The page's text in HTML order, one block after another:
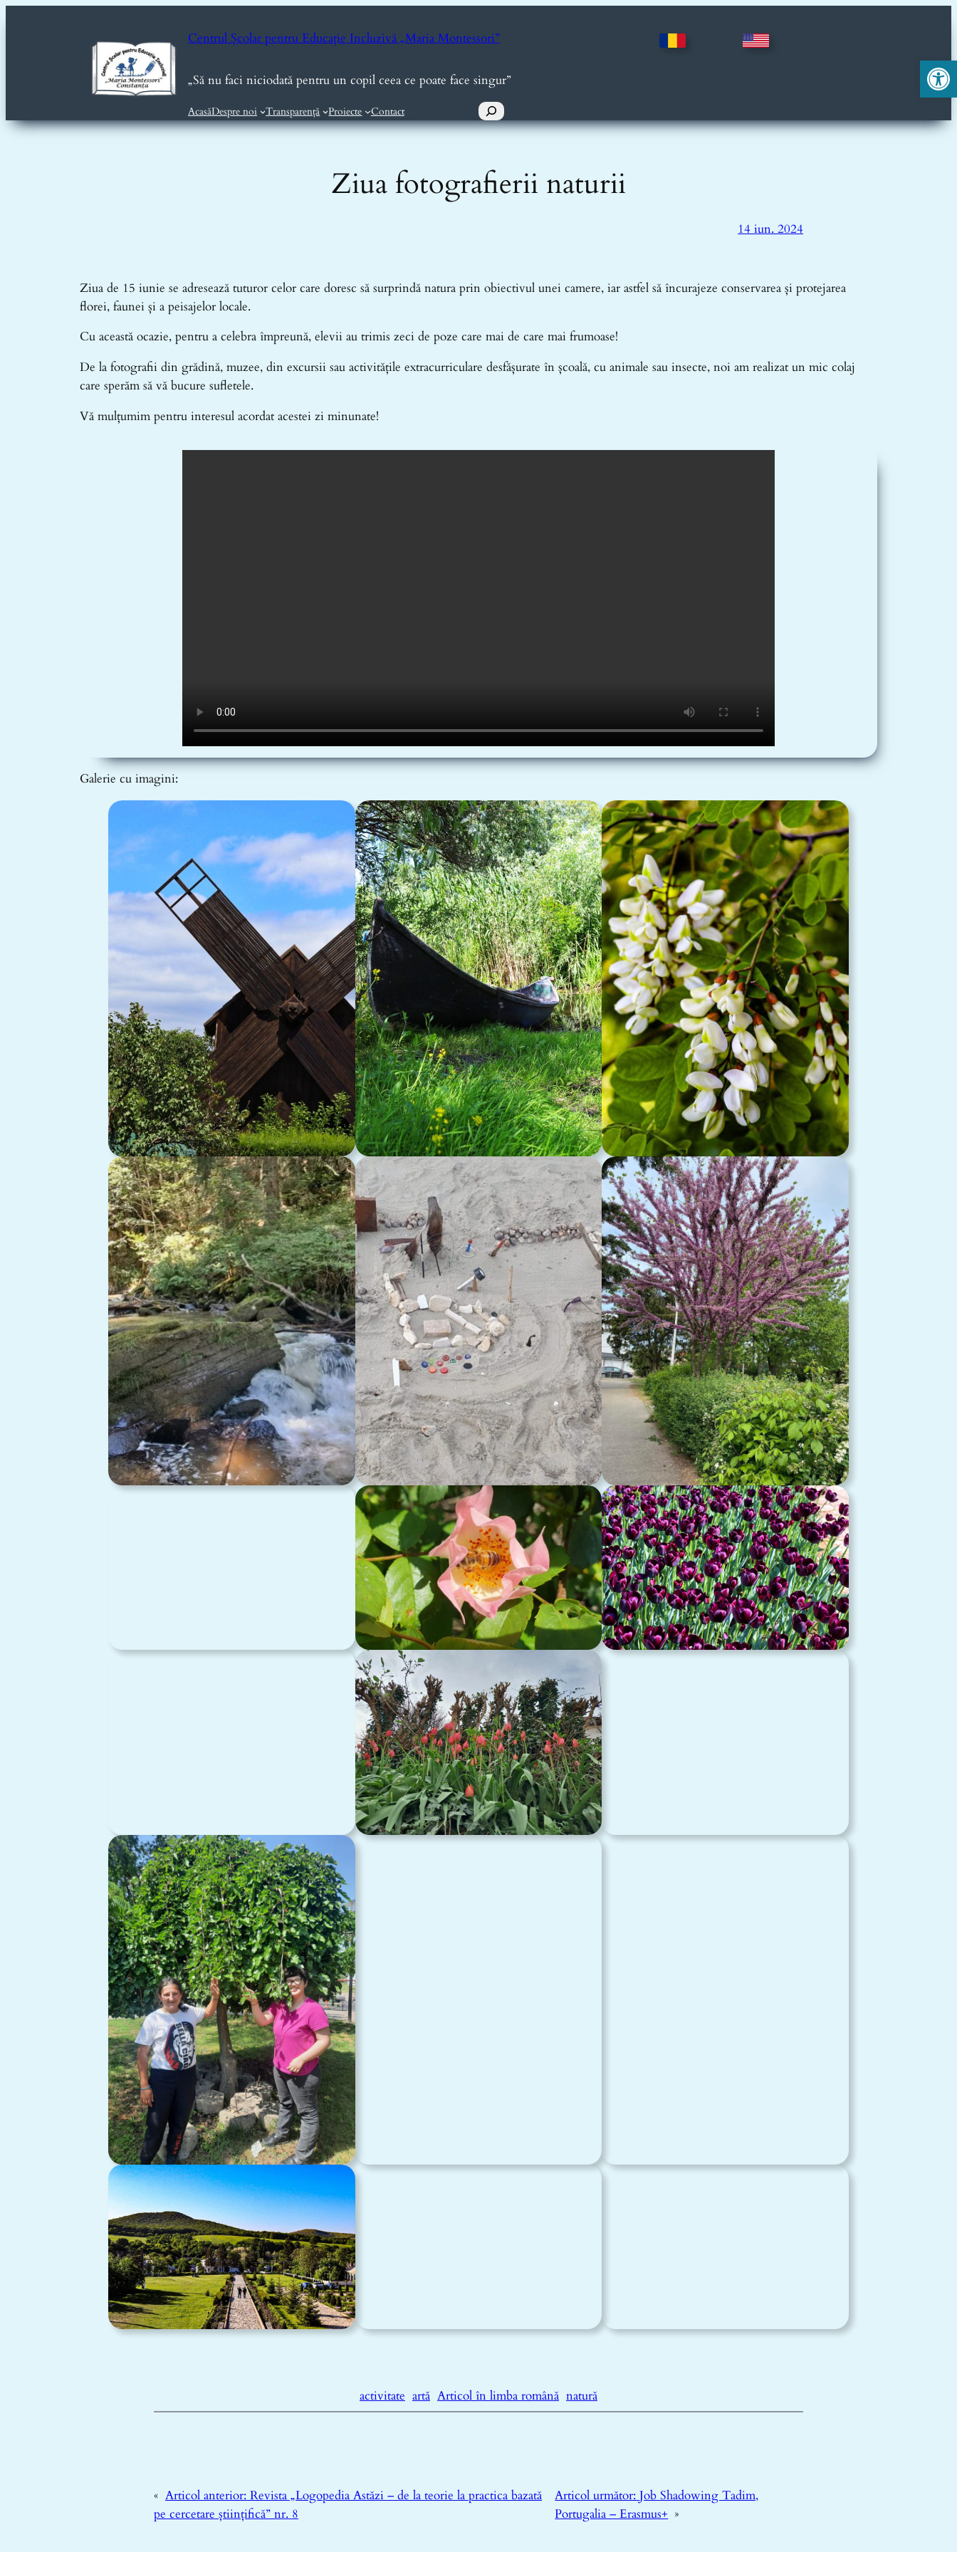
Deschide
Centrul Școlar pentru Educație Incluzivă „Maria Montessori”
„Să nu faci niciodată pentru un copil ceea ce poate face singur”
AcasăDespre noi Transparență Proiecte Contact Caută
Ziua fotografierii naturii
14 iun. 2024
Ziua de 15 iunie se adresează tuturor celor care doresc să surprindă natura prin obiectivul unei camere, iar astfel să încurajeze conservarea și protejarea
florei, faunei și a peisajelor locale.
Cu această ocazie, pentru a celebra împreună, elevii au trimis zeci de poze care mai de care mai frumoase!
De la fotografii din grădină, muzee, din excursii sau activitățile extracurriculare desfășurate în școală, cu animale sau insecte, noi am realizat un mic colaj
care sperăm să vă bucure sufletele.
Vă mulțumim pentru interesul acordat acestei zi minunate!
Galerie cu imagini:
activitate artă Articol în limba română natură
« Articol anterior: Revista „Logopedia Astăzi – de la teorie la practica bazată
pe cercetare științifică” nr. 8
Articol următor:Job Shadowing Tadim,
Portugalia – Erasmus+ »